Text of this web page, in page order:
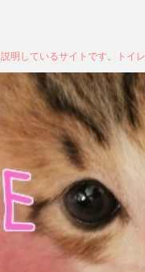
明しているサイトです。トイ